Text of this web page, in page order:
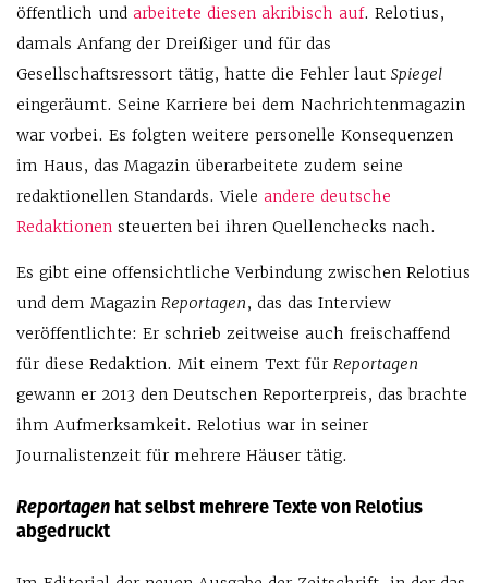
öffentlich und arbeitete diesen akribisch auf. Relotius,
damals Anfang der Dreißiger und für das
Gesellschaftsressort tätig, hatte die Fehler laut Spiegel
eingeräumt. Seine Karriere bei dem Nachrichtenmagazin
war vorbei. Es folgten weitere personelle Konsequenzen
im Haus, das Magazin überarbeitete zudem seine
redaktionellen Standards. Viele andere deutsche
Redaktionen steuerten bei ihren Quellenchecks nach.
Es gibt eine offensichtliche Verbindung zwischen Relotius
und dem Magazin Reportagen, das das Interview
veröffentlichte: Er schrieb zeitweise auch freischaffend
für diese Redaktion. Mit einem Text für Reportagen
gewann er 2013 den Deutschen Reporterpreis, das brachte
ihm Aufmerksamkeit. Relotius war in seiner
Journalistenzeit für mehrere Häuser tätig.
Reportagen hat selbst mehrere Texte von Relotius
abgedruckt